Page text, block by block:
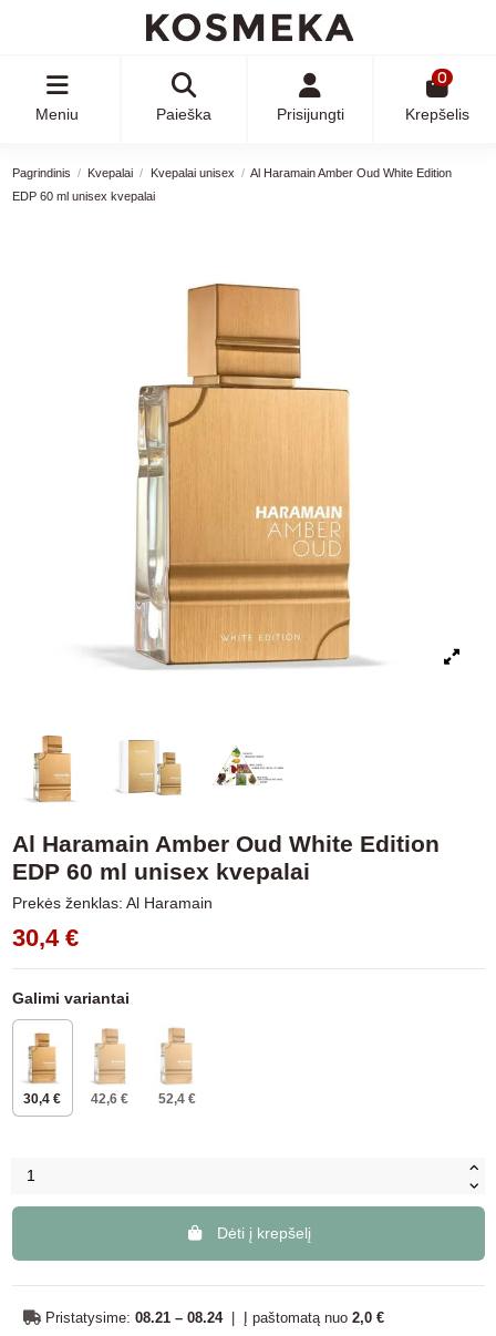
Meniu Paieška Prisijungti
0
Krepšelis
Pagrindinis Kvepalai Kvepalai unisex
Al Haramain Amber Oud White Edition
EDP 60 ml unisex kvepalai
Al Haramain Amber Oud White Edition
EDP 60 ml unisex kvepalai
Prekės ženklas: Al Haramain
30,4 €
Galimi variantai
30,4 € 42,6 € 52,4 €
Dėti į krepšelį
Pristatysime: 08.21 – 08.24 Į paštomatą nuo 2,0 €